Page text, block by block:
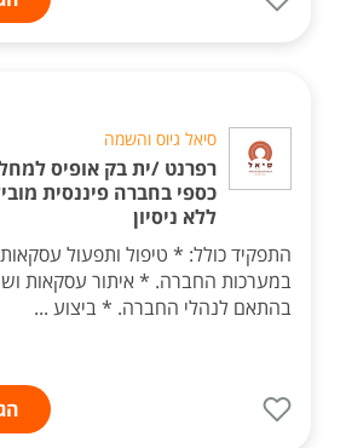
סיאל גיוס והשמה
רפרנט /ית בק אופיס
כספי בחברה פיננסית
ללא ניסיון
התפקיד כולל: * טיפול ותפעול עסקאות
במערכות החברה. * איתור עסקאות
בהתאם לנהלי החברה. * ביצוע ...